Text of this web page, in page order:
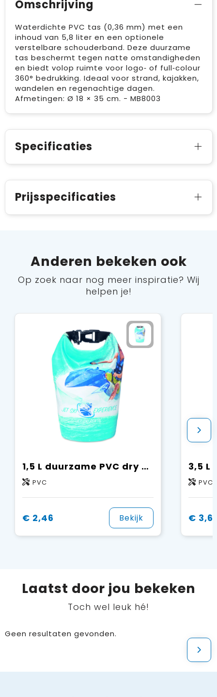
Omschrijving
Waterdichte PVC tas (0,36 mm) met een
inhoud van 5,8 liter en een optionele
verstelbare schouderband. Deze duurzame
tas beschermt tegen natte omstandigheden
en biedt volop ruimte voor logo‑ of full‑colour
360° bedrukking. Ideaal voor strand, kajakken,
wandelen en regenachtige dagen.
Afmetingen: Ø 18 × 35 cm. - MB8003
Specificaties
Prijsspecificaties
Anderen bekeken ook
Op zoek naar nog meer inspiratie? Wij
helpen je!
1,5 L duurzame PVC dry bag met 360° design
PVC
€ 2,46 Bekijk
PVC
€
Laatst door jou bekeken
Toch wel leuk hé!
Geen resultaten gevonden.